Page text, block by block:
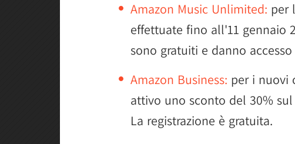
Amazon Music Unlimited: per
effettuate fino all'11 gennaio
sono gratuiti e danno
Amazon Business: per i nuovi
attivo uno sconto del 30%
La registrazione è gratuita.